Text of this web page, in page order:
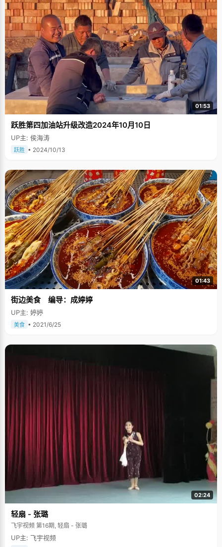
01:53
跃胜第四加油站升级改造2024年10月10日
UP主: 侯海涛
跃胜 • 2024/10/13
01:43
街边美食 编导：成婷婷
UP主: 婷婷
美食 • 2021/6/25
02:24
轻扇 - 张璐
飞宇视频 第16期, 轻扇 - 张璐
UP主: 飞宇视频